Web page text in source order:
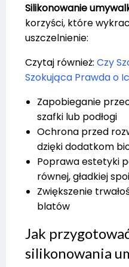
Silikonowanie
korzyści, które
uszczelnienie:
Czytaj również: Czy
Szokująca Prawda o
Zapobieganie
szafki lub podłogi
Ochrona przed
dzięki dodatkom
Poprawa estetyki
równej, gładkiej
Zwiększenie
blatów
Jak
silikonowania